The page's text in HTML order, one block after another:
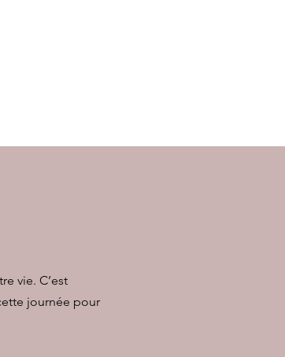
vie. C’est
journée pour